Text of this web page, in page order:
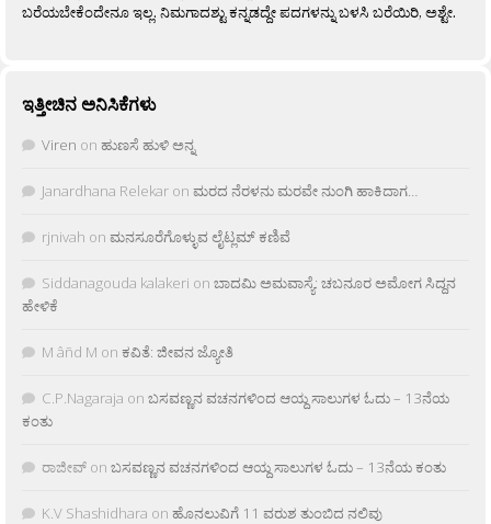
ಬರೆಯಬೇಕೆಂದೇನೂ ಇಲ್ಲ. ನಿಮಗಾದಶ್ಟು ಕನ್ನಡದ್ದೇ ಪದಗಳನ್ನು ಬಳಸಿ ಬರೆಯಿರಿ, ಅಶ್ಟೇ.
ಇತ್ತೀಚಿನ ಅನಿಸಿಕೆಗಳು
Viren on ಹುಣಸೆ ಹುಳಿ ಅನ್ನ
Janardhana Relekar on ಮರದ ನೆರಳನು ಮರವೇ ನುಂಗಿ ಹಾಕಿದಾಗ…
rjnivah on ಮನಸೂರೆಗೊಳ್ಳುವ ಲೈಟ್ಲಮ್ ಕಣಿವೆ
Siddanagouda kalakeri on ಬಾದಮಿ ಅಮವಾಸ್ಯೆ: ಚಬನೂರ ಅಮೋಗ ಸಿದ್ದನ
ಹೇಳಿಕೆ
M âñd M on ಕವಿತೆ: ಜೀವನ ಜ್ಯೋತಿ
C.P.Nagaraja on ಬಸವಣ್ಣನ ವಚನಗಳಿಂದ ಆಯ್ದ ಸಾಲುಗಳ ಓದು – 13ನೆಯ
ಕಂತು
ರಾಜೀವ್ on ಬಸವಣ್ಣನ ವಚನಗಳಿಂದ ಆಯ್ದ ಸಾಲುಗಳ ಓದು – 13ನೆಯ ಕಂತು
K.V Shashidhara on ಹೊನಲುವಿಗೆ 11 ವರುಶ ತುಂಬಿದ ನಲಿವು